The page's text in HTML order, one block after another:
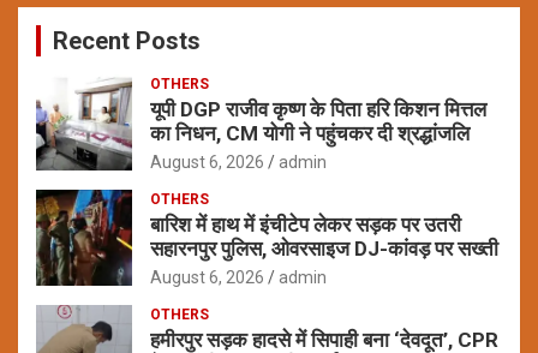
c
Recent Posts
OTHERS
यूपी DGP राजीव कृष्ण के पिता हरि किशन मित्तल
का निधन, CM योगी ने पहुंचकर दी श्रद्धांजलि
August 6, 2026 admin
OTHERS
बारिश में हाथ में इंचीटेप लेकर सड़क पर उतरी
सहारनपुर पुलिस, ओवरसाइज DJ-कांवड़ पर सख्ती
August 6, 2026 admin
OTHERS
हमीरपुर सड़क हादसे में सिपाही बना ‘देवदूत’, CPR